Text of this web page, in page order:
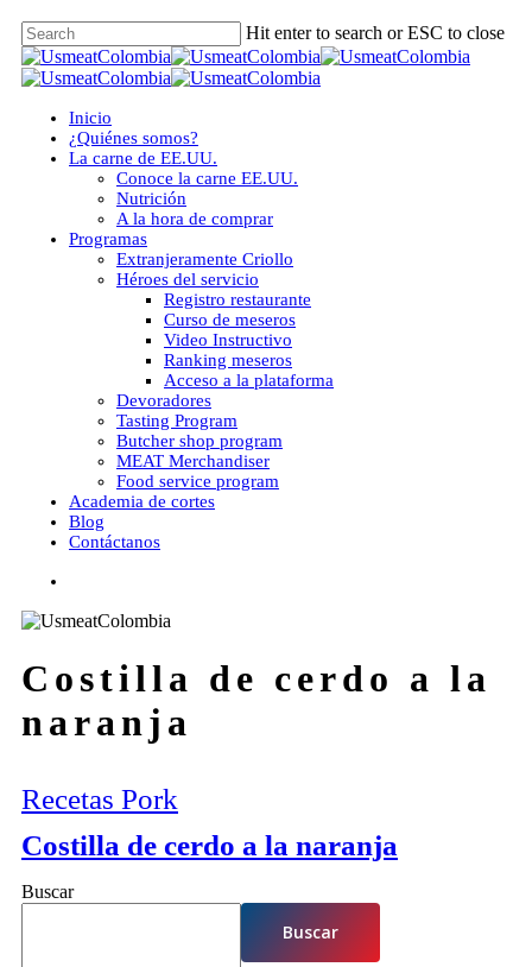
Skip
to
main
Hit enter to search or ESC to close
Close
Search
Menu
Inicio
¿Quiénes somos?
La carne de EE.UU.
Conoce la carne EE.UU.
Nutrición
A la hora de comprar
Programas
Extranjeramente Criollo
Héroes del servicio
Registro restaurante
Curso de meseros
Video Instructivo
Ranking meseros
Acceso a la plataforma
Devoradores
Tasting Program
Butcher shop program
MEAT Merchandiser
Food service program
Academia de cortes
Blog
Contáctanos
Costilla de cerdo a la
naranja
Recetas Pork
Costilla de cerdo a la naranja
Buscar
Buscar